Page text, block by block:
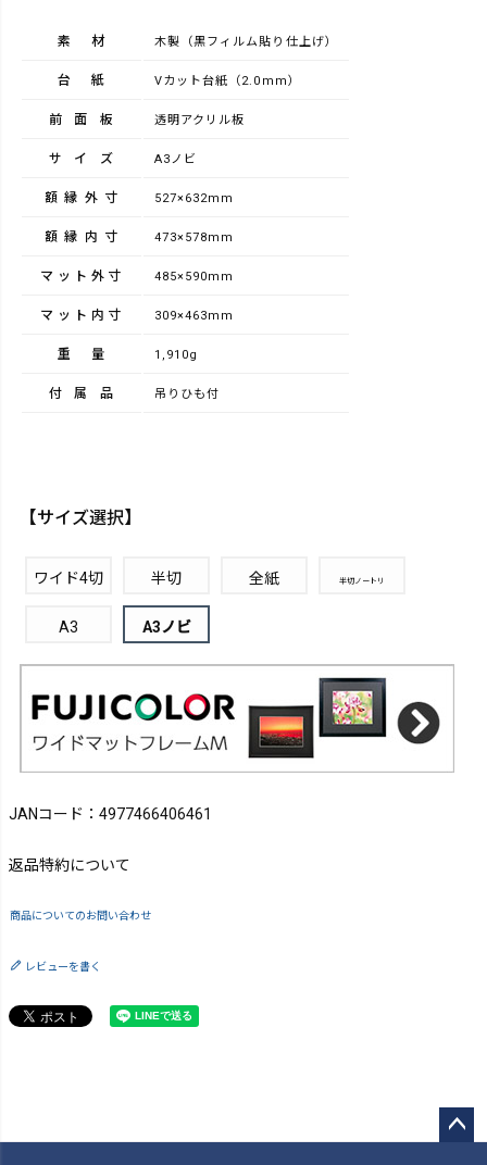
素材 木製（黒フィルム貼り仕上げ）
台紙 Vカット台紙（2.0mm）
前面板 透明アクリル板
サイズ A3ノビ
額縁外寸 527×632mm
額縁内寸 473×578mm
マット外寸 485×590mm
マット内寸 309×463mm
重量 1,910g
付属品 吊りひも付
【サイズ選択】
ワイド4切 半切 全紙 半切ノートリ
A3 A3ノビ
JANコード：4977466406461
返品特約について
商品についてのお問い合わせ
レビューを書く